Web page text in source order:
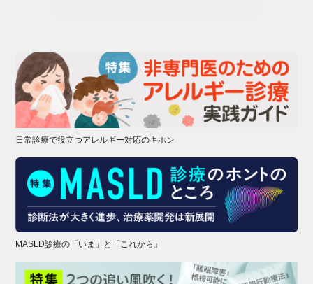
日常診療で役立つアレルギー対応のキホン
MASLD診療の「いま」と「これから」